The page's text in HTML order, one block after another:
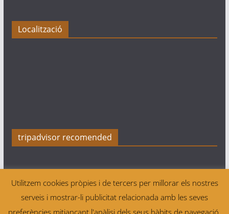
Localització
tripadvisor recomended
Utilitzem cookies pròpies i de tercers per millorar els nostres
serveis i mostrar-li publicitat relacionada amb les seves
preferències mitjançant l'anàlisi dels seus hàbits de navegació.